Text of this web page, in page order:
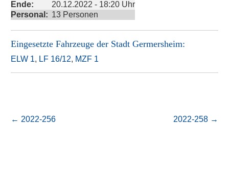
Ende:
20.12.2022 - 18:20 Uhr
Personal: 13 Personen
Eingesetzte Fahrzeuge der Stadt Germersheim:
ELW 1, LF 16/12, MZF 1
← 2022-256 2022-258 →